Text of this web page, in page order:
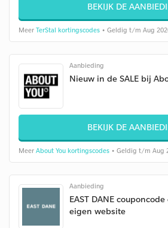
BEKIJK DE
Meer TerStal kortingscodes • Geldig t/m Aug
Aanbieding
Nieuw in de SALE bij
BEKIJK DE
Meer About You kortingscodes • Geldig t/m Aug
Aanbieding
EAST DANE
eigen website